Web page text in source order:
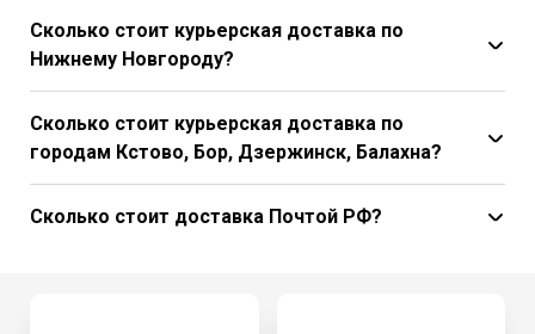
Сколько стоит курьерская доставка по
Нижнему Новгороду?
Сколько стоит курьерская доставка по
городам Кстово, Бор, Дзержинск, Балахна?
Сколько стоит доставка Почтой РФ?